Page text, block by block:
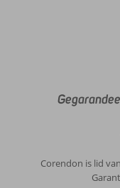
Corendon is lid